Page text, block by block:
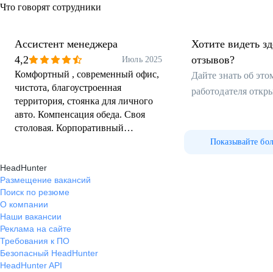
Что говорят сотрудники
Ассистент менеджера
4,2
Июль 2025
Комфортный , современный офис,
чистота, благоустроенная
территория, стоянка для личного
авто. Компенсация обеда. Своя
столовая. Корпоративный
неприкосновенный обеденный
перерыв ( один час) Стабильные
выплаты зп.
Хотите видеть
отзывов?
Дайте знать об
работодателя
Показывайте
HeadHunter
Размещение вакансий
Поиск по резюме
О компании
Наши вакансии
Реклама на сайте
Требования к ПО
Безопасный HeadHunter
HeadHunter API